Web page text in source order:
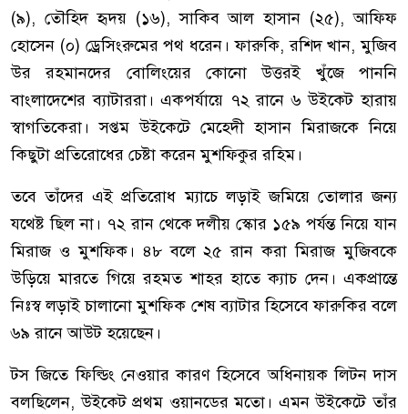
(৯), তৌহিদ হৃদয় (১৬), সাকিব আল হাসান (২৫), আফিফ
হোসেন (০) ড্রেসিংরুমের পথ ধরেন। ফারুকি, রশিদ খান, মুজিব
উর রহমানদের বোলিংয়ের কোনো উত্তরই খুঁজে পাননি
বাংলাদেশের ব্যাটাররা। একপর্যায়ে ৭২ রানে ৬ উইকেট হারায়
স্বাগতিকেরা। সপ্তম উইকেটে মেহেদী হাসান মিরাজকে নিয়ে
কিছুটা প্রতিরোধের চেষ্টা করেন মুশফিকুর রহিম।
তবে তাঁদের এই প্রতিরোধ ম্যাচে লড়াই জমিয়ে তোলার জন্য
যথেষ্ট ছিল না। ৭২ রান থেকে দলীয় স্কোর ১৫৯ পর্যন্ত নিয়ে যান
মিরাজ ও মুশফিক। ৪৮ বলে ২৫ রান করা মিরাজ মুজিবকে
উড়িয়ে মারতে গিয়ে রহমত শাহর হাতে ক্যাচ দেন। একপ্রান্তে
নিঃস্ব লড়াই চালানো মুশফিক শেষ ব্যাটার হিসেবে ফারুকির বলে
৬৯ রানে আউট হয়েছেন।
টস জিতে ফিল্ডিং নেওয়ার কারণ হিসেবে অধিনায়ক লিটন দাস
বলছিলেন, উইকেট প্রথম ওয়ানডের মতো। এমন উইকেটে তাঁর